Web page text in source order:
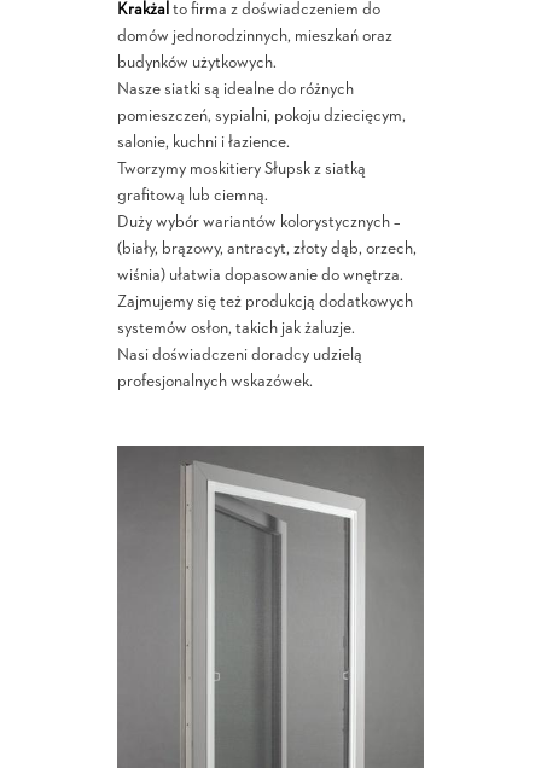
Krakżal to firma z doświadczeniem do
domów jednorodzinnych, mieszkań oraz
budynków użytkowych.
Nasze siatki są idealne do różnych
pomieszczeń, sypialni, pokoju dziecięcym,
salonie, kuchni i łazience.
Tworzymy moskitiery Słupsk z siatką
grafitową lub ciemną.
Duży wybór wariantów kolorystycznych –
(biały, brązowy, antracyt, złoty dąb, orzech,
wiśnia) ułatwia dopasowanie do wnętrza.
Zajmujemy się też produkcją dodatkowych
systemów osłon, takich jak żaluzje.
Nasi doświadczeni doradcy udzielą
profesjonalnych wskazówek.